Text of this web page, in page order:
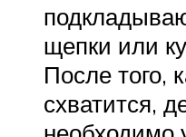
щепки или
После того,
схватится,